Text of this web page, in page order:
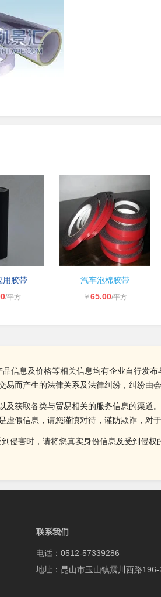
用胶带
/平方
汽车泡棉胶带
￥ 65.00/平方
信息及价格等相关信息均有企业自行发
易而产生的法律关系及法律纠纷，纠纷由
获取各类与贸易相关的服务信息的渠道
假信息，请您谨慎对待，谨防欺诈，对
侵害时，请将您真实身份信息及受到侵
联系我们
电话：0512-57339286
地址：昆山市玉山镇震川西路196-